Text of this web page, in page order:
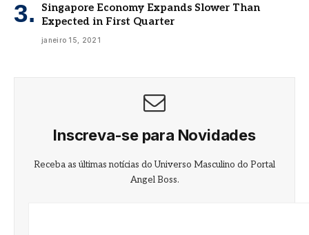
Singapore Economy Expands Slower Than
Expected in First Quarter
janeiro 15, 2021
Inscreva-se para Novidades
Receba as últimas notícias do Universo Masculino do Portal
Angel Boss.